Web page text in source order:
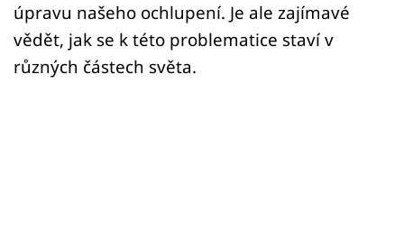
Virály
úpravu našeho ochlupení. Je ale zajímavé
vědět, jak se k této problematice staví v
různých částech světa.